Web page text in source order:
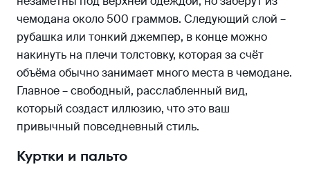
чемодана около 500 граммов. Следующий слой –
рубашка или тонкий джемпер, в конце можно
накинуть на плечи толстовку, которая за счёт
объёма обычно занимает много места в чемодане.
Главное – свободный, расслабленный вид,
который создаст иллюзию, что это ваш
привычный повседневный стиль.
Куртки и пальто